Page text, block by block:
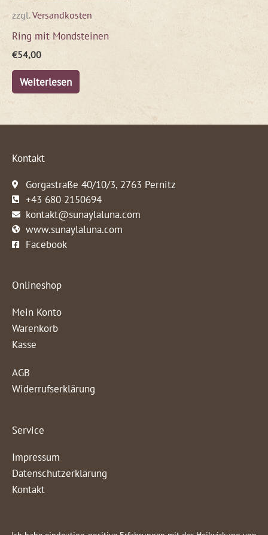
zzgl.Versandkosten
Ring mit Mondsteinen
€54,00
Weiterlesen
Kontakt
Gorgastraße 40/10/3, 2763 Pernitz
+43 680 2150694
kontakt@sunaylaluna.com
www.sunaylaluna.com
Facebook
Onlineshop
Mein Konto
Warenkorb
Kasse
AGB
Widerrufserklärung
Service
Impressum
Datenschutzerklärung
Kontakt